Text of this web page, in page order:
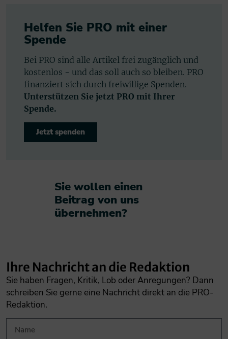
Helfen Sie PRO mit einer
Spende
Bei PRO sind alle Artikel frei zugänglich und
kostenlos - und das soll auch so bleiben. PRO
finanziert sich durch freiwillige Spenden.
Unterstützen Sie jetzt PRO mit Ihrer
Spende.
Jetzt spenden
Sie wollen einen
Beitrag von uns
übernehmen?​
Ihre Nachricht an die Redaktion
Sie haben Fragen, Kritik, Lob oder Anregungen? Dann
schreiben Sie gerne eine Nachricht direkt an die PRO-
Redaktion.